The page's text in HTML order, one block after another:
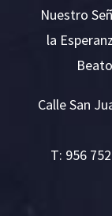
Nuestro
la
Calle San
T: 956